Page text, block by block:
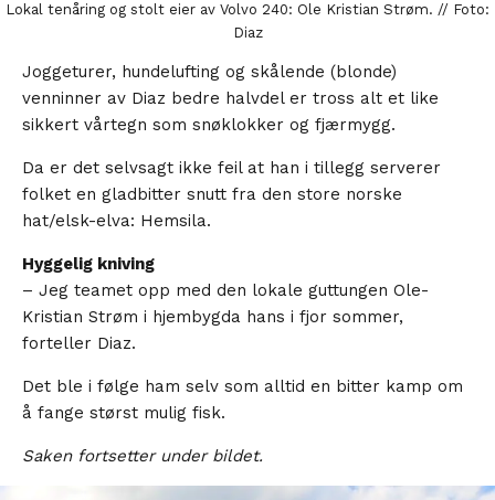
Lokal tenåring og stolt eier av Volvo 240: Ole Kristian Strøm. // Foto:
Diaz
Joggeturer, hundelufting og skålende (blonde)
venninner av Diaz bedre halvdel er tross alt et like
sikkert vårtegn som snøklokker og fjærmygg.
Da er det selvsagt ikke feil at han i tillegg serverer
folket en gladbitter snutt fra den store norske
hat/elsk-elva: Hemsila.
Hyggelig kniving
– Jeg teamet opp med den lokale guttungen Ole-
Kristian Strøm i hjembygda hans i fjor sommer,
forteller Diaz.
Det ble i følge ham selv som alltid en bitter kamp om
å fange størst mulig fisk.
Saken fortsetter under bildet.